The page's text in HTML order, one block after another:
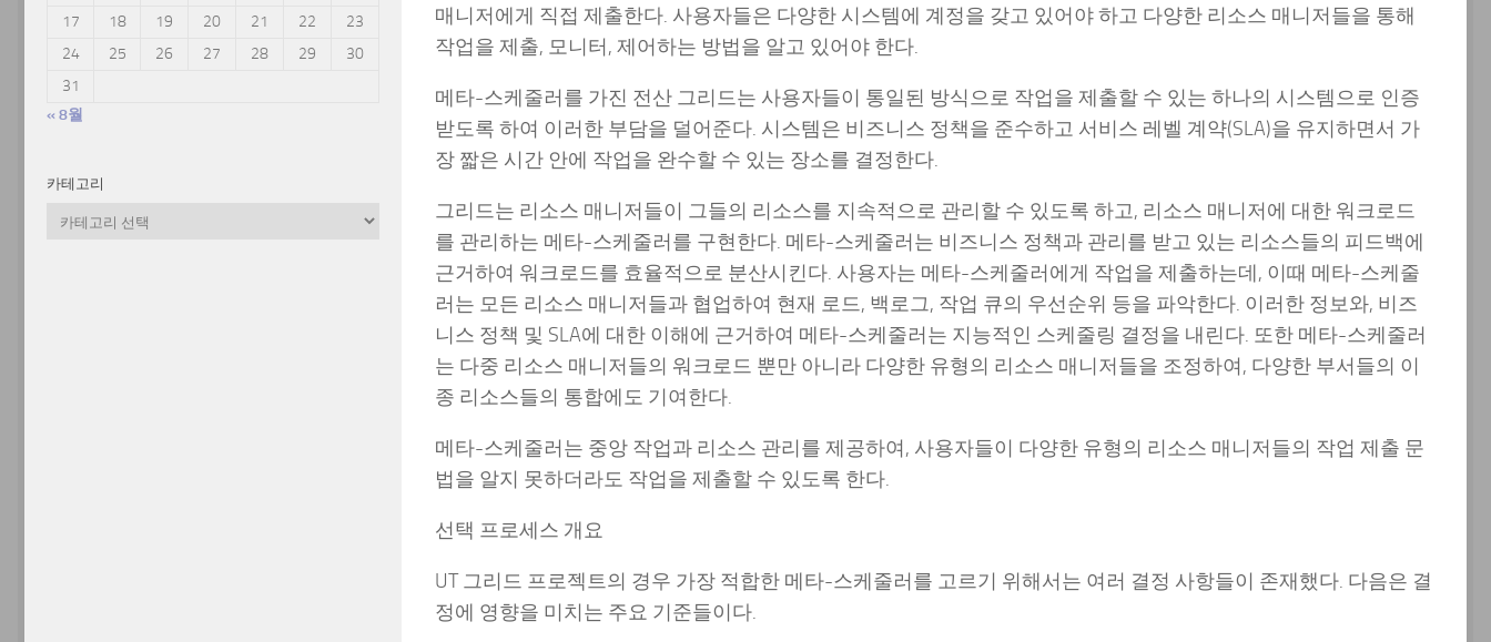
매니저에게 직접 제출한다. 사용자들은 다양한 시스템에 계정을 갖고 있어야 하고 다양한 리소스 매니저들을 통해
작업을 제출, 모니터, 제어하는 방법을 알고 있어야 한다.
메타-스케줄러를 가진 전산 그리드는 사용자들이 통일된 방식으로 작업을 제출할 수 있는 하나의 시스템으로 인증
받도록 하여 이러한 부담을 덜어준다. 시스템은 비즈니스 정책을 준수하고 서비스 레벨 계약(SLA)을 유지하면서 가
장 짧은 시간 안에 작업을 완수할 수 있는 장소를 결정한다.
그리드는 리소스 매니저들이 그들의 리소스를 지속적으로 관리할 수 있도록 하고, 리소스 매니저에 대한 워크로드
를 관리하는 메타-스케줄러를 구현한다. 메타-스케줄러는 비즈니스 정책과 관리를 받고 있는 리소스들의 피드백에
근거하여 워크로드를 효율적으로 분산시킨다. 사용자는 메타-스케줄러에게 작업을 제출하는데, 이때 메타-스케줄
러는 모든 리소스 매니저들과 협업하여 현재 로드, 백로그, 작업 큐의 우선순위 등을 파악한다. 이러한 정보와, 비즈
니스 정책 및 SLA에 대한 이해에 근거하여 메타-스케줄러는 지능적인 스케줄링 결정을 내린다. 또한 메타-스케줄러
는 다중 리소스 매니저들의 워크로드 뿐만 아니라 다양한 유형의 리소스 매니저들을 조정하여, 다양한 부서들의 이
종 리소스들의 통합에도 기여한다.
메타-스케줄러는 중앙 작업과 리소스 관리를 제공하여, 사용자들이 다양한 유형의 리소스 매니저들의 작업 제출 문
법을 알지 못하더라도 작업을 제출할 수 있도록 한다.
선택 프로세스 개요
UT 그리드 프로젝트의 경우 가장 적합한 메타-스케줄러를 고르기 위해서는 여러 결정 사항들이 존재했다. 다음은 결
정에 영향을 미치는 주요 기준들이다.
17
18 19 20 21 22
23
24
25 26 27 28 29
30
31
« 8월
카테고리